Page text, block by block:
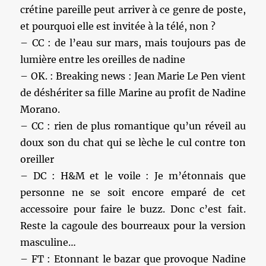
crétine pareille peut arriver à ce genre de poste,
et pourquoi elle est invitée à la télé, non ?
– CC : de l’eau sur mars, mais toujours pas de
lumière entre les oreilles de nadine
– OK. : Breaking news : Jean Marie Le Pen vient
de déshériter sa fille Marine au profit de Nadine
Morano.
– CC : rien de plus romantique qu’un réveil au
doux son du chat qui se lèche le cul contre ton
oreiller
– DC : H&M et le voile : Je m’étonnais que
personne ne se soit encore emparé de cet
accessoire pour faire le buzz. Donc c’est fait.
Reste la cagoule des bourreaux pour la version
masculine…
– FT : Etonnant le bazar que provoque Nadine